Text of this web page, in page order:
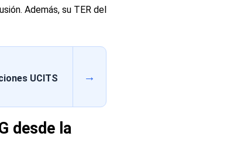
Además, su TER del
UCITS
→
desde la